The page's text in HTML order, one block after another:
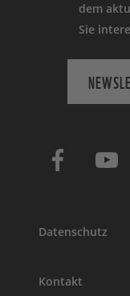
dem
Sie
Datenschutz
Kontakt